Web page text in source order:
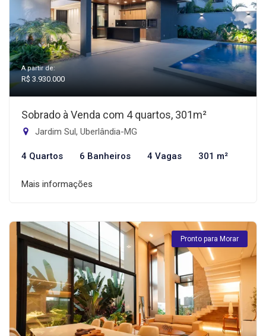
A partir de:
R$ 3.930.000
Sobrado à Venda com 4 quartos, 301m²
Jardim Sul, Uberlândia-MG
4 Quartos 6 Banheiros 4 Vagas 301 m²
Mais informações
Pronto para Morar